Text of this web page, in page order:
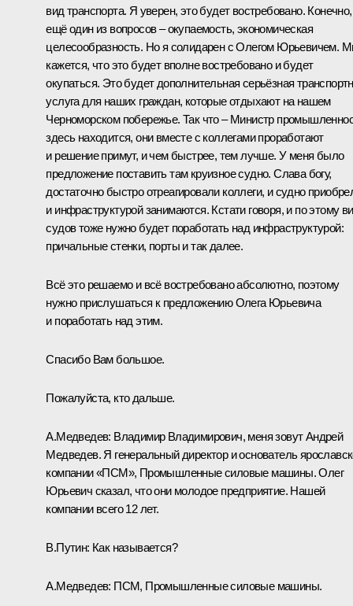
вид транспорта. Я уверен, это будет востребовано. Конечно,
ещё один из вопросов – окупаемость, экономическая
целесообразность. Но я солидарен с Олегом Юрьевичем.
кажется, что это будет вполне востребовано и будет
окупаться. Это будет дополнительная серьёзная
услуга для наших граждан, которые отдыхают на нашем
Черноморском побережье. Так что – Министр
здесь находится, они вместе с коллегами проработают
и решение примут, и чем быстрее, тем лучше. У меня было
предложение поставить там круизное судно. Слава богу,
достаточно быстро отреагировали коллеги, и судно
и инфраструктурой занимаются. Кстати говоря, и по этому
судов тоже нужно будет поработать над инфраструктурой:
причальные стенки, порты и так далее.
Всё это решаемо и всё востребовано абсолютно, поэтому
нужно прислушаться к предложению Олега Юрьевича
и поработать над этим.
Спасибо Вам большое.
Пожалуйста, кто дальше.
А.Медведев: Владимир Владимирович, меня зовут Андрей
Медведев. Я генеральный директор и основатель
компании «ПСМ», Промышленные силовые машины. Олег
Юрьевич сказал, что они молодое предприятие. Нашей
компании всего 12 лет.
В.Путин: Как называется?
А.Медведев: ПСМ, Промышленные силовые машины.